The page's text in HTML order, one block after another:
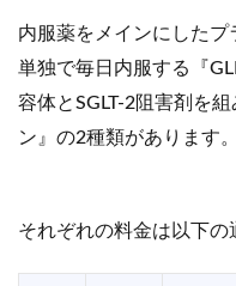
内服薬をメインにした
単独で毎日内服する『
容体とSGLT-2阻害剤を
ン』の2種類があります。
それぞれの料金は以下の